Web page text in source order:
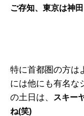
ご存知、東京は神
特に首都圏の方は
には他にも有名な
の土日は、
スキー
ね(笑)